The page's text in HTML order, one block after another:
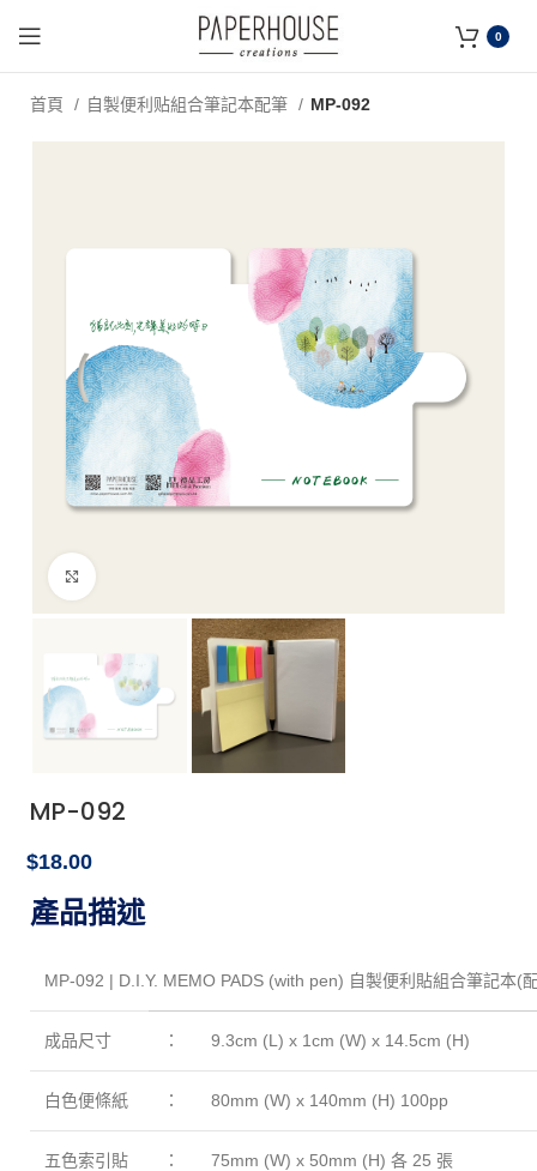
0
首頁 自製便利贴組合筆記本配筆 MP-092
MP-092
$18.00
產品描述
MP-092 | D.I.Y. MEMO PADS (with pen) 自製便利貼組合筆記本(
成品尺寸 ： 9.3cm (L) x 1cm (W) x 14.5cm (H)
白色便條紙 ： 80mm (W) x 140mm (H) 100pp
五色索引貼 ： 75mm (W) x 50mm (H) 各 25 張